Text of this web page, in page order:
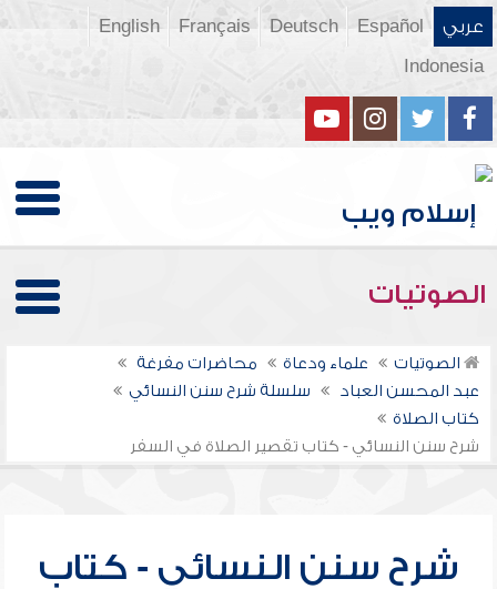
عربي Español
Deutsch
Français
English
Indonesia
الصوتيات
الصوتيات علماء ودعاة
محاضرات مفرغة
عبد المحسن العباد
سلسلة شرح سنن النسائي
كتاب الصلاة
شرح سنن النسائي - كتاب تقصير الصلاة في السفر
شرح سنن النسائي - كتاب